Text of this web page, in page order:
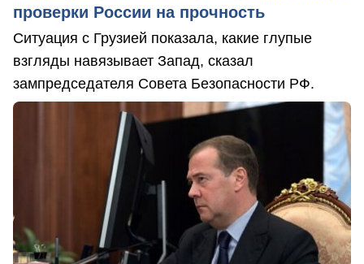
проверки России на прочность
Ситуация с Грузией показала, какие глупые
взгляды навязывает Запад, сказал
зампредседателя Совета Безопасности РФ.